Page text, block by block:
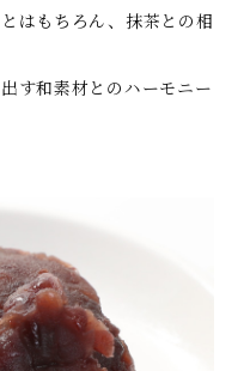
はもちろん、抹茶との相
す和素材とのハーモニー